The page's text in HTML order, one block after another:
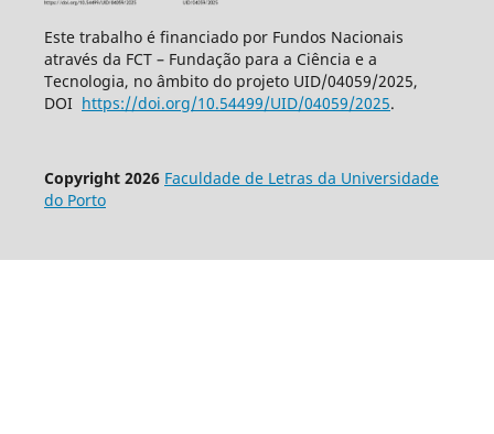
Este trabalho é financiado por Fundos Nacionais
através da FCT – Fundação para a Ciência e a
Tecnologia, no âmbito do projeto UID/04059/2025,
DOI https://doi.org/10.54499/UID/04059/2025.
Copyright 2026 Faculdade de Letras da Universidade
do Porto